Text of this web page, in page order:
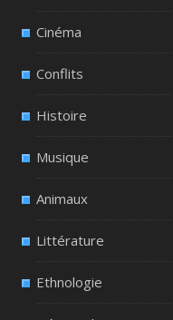
Cinéma
Conflits
Histoire
Musique
Animaux
Littérature
Ethnologie